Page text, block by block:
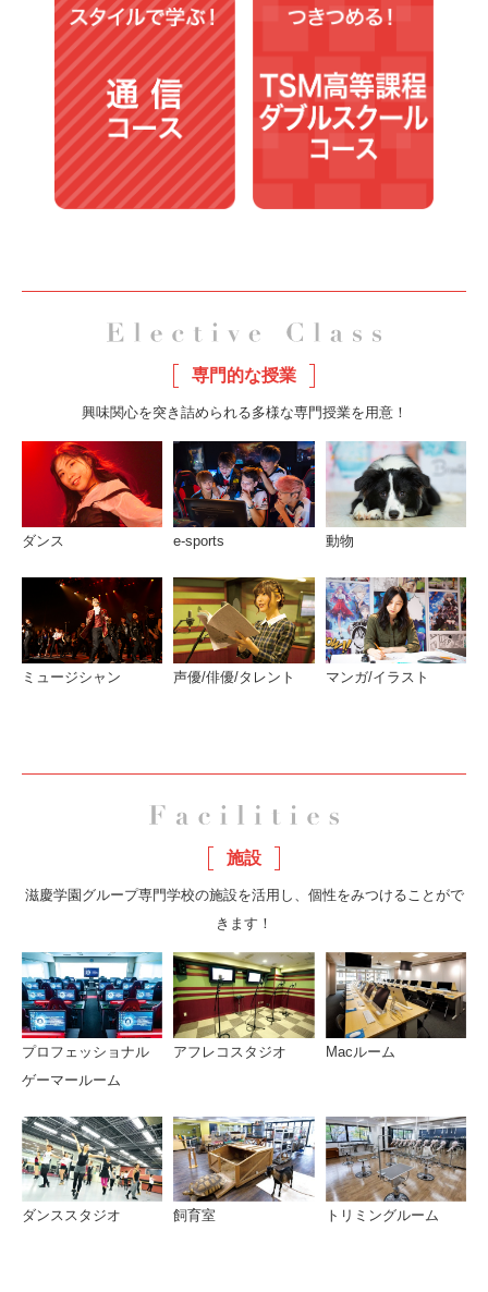
専門的な授業
興味関心を突き詰められる多様な専門授業を用意！
ダンス e-sports 動物
ミュージシャン 声優/俳優/タレント マンガ/イラスト
施設
滋慶学園グループ専門学校の施設を活用し、個性をみつけることがで
きます！
プロフェッショナル
ゲーマールーム
アフレコスタジオ Macルーム
ダンススタジオ 飼育室 トリミングルーム